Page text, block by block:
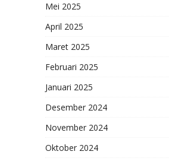
Mei 2025
April 2025
Maret 2025
Februari 2025
Januari 2025
Desember 2024
November 2024
Oktober 2024